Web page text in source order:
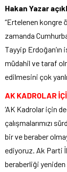
Hakan Yazar
“Ertelenen kongre
zamanda
Tayyip
müdahil ve taraf
edilmesini çok
AK KADROLAR
‘AK Kadrolar için
çalışmalarımızı
bir ve beraber
ediyoruz. Ak Parti
beraberliği